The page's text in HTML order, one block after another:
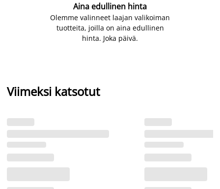
Aina edullinen hinta
Olemme valinneet laajan valikoiman
tuotteita, joilla on aina edullinen
hinta. Joka päivä.
Viimeksi katsotut